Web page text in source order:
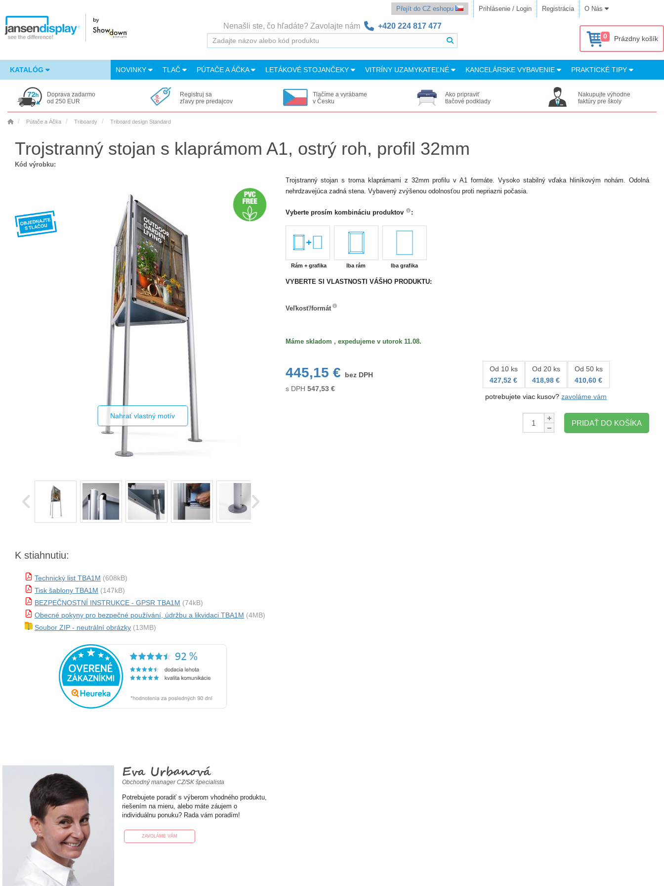
Přejít do CZ eshopu Prihlásenie / Login Registrácia O Nás
Nenašli ste, čo hľadáte? Zavolajte nám +420 224 817 477
0 Prázdny košík
KATALÓG NOVINKY TLAČ PÚTAČE A ÁČKA LETÁKOVÉ STOJANČEKY VITRÍNY UZAMYKATEĽNÉ KANCELÁRSKE VYBAVENIE PRAKTICKÉ TIPY
Doprava zadarmo
od 250 EUR
Registruj sa
zľavy pre predajcov
Tlačíme a vyrábame
v Česku
Ako pripraviť
tlačové podklady
Nakupujte výhodne
faktúry pre školy
Pútače a Áčka Triboardy Triboard design Standard
Trojstranný stojan s klaprámom A1, ostrý roh, profil 32mm
Kód výrobku:
Nahrať vlastný motív
K stiahnutiu:
Technický list TBA1M (608kB)
Tisk šablony TBA1M (147kB)
BEZPEČNOSTNÍ INSTRUKCE - GPSR TBA1M (74kB)
Obecné pokyny pro bezpečné používání, údržbu a likvidaci TBA1M (4MB)
Soubor ZIP - neutrální obrázky (13MB)
Eva Urbanová
Obchodný manager CZ/SK špecialista
Potrebujete poradiť s výberom vhodného produktu,
riešením na mieru, alebo máte záujem o
individuálnu ponuku? Rada vám poradím!
ZAVOLÁME VÁM
Trojstranný stojan s troma klaprámami z 32mm profilu v A1 formáte. Vysoko stabilný vďaka hliníkovým nohám. Odolná
nehrdzavejúca zadná stena. Vybavený zvýšenou odolnosťou proti nepriazni počasia.
Vyberte prosím kombináciu produktov :
Rám + grafika Iba rám Iba grafika
VYBERTE SI VLASTNOSTI VÁŠHO PRODUKTU:
Veľkosť/formát
Máme skladom , expedujeme v utorok 11.08.
445,15 €
bez DPH
s DPH 547,53€
Od 10 ks
427,52 €
Od 20 ks
418,98 €
Od 50 ks
410,60 €
potrebujete viac kusov?zavoláme vám
Množstvo:
PRIDAŤ DO KOŠÍKA